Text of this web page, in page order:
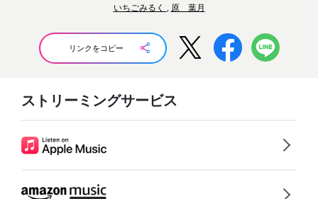
いちごみるく , 原 葉月
リンクをコピー
ストリーミングサービス